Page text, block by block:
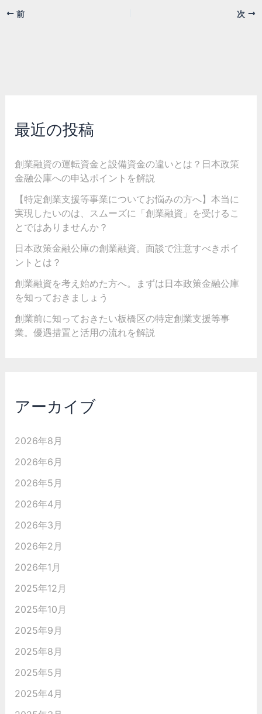
前 次
最近の投稿
創業融資の運転資金と設備資金の違いとは？日本政策
金融公庫への申込ポイントを解説
【特定創業支援等事業についてお悩みの方へ】本当に
実現したいのは、スムーズに「創業融資」を受けるこ
とではありませんか？
日本政策金融公庫の創業融資。面談で注意すべきポイ
ントとは？
創業融資を考え始めた方へ。まずは日本政策金融公庫
を知っておきましょう
創業前に知っておきたい板橋区の特定創業支援等事
業。優遇措置と活用の流れを解説
アーカイブ
2026年8月
2026年6月
2026年5月
2026年4月
2026年3月
2026年2月
2026年1月
2025年12月
2025年10月
2025年9月
2025年8月
2025年5月
2025年4月